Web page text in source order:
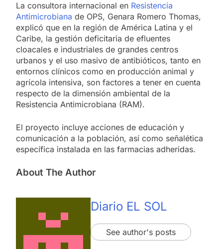
La consultora internacional en Resistencia
Antimicrobiana de OPS, Genara Romero Thomas,
explicó que en la región de América Latina y el
Caribe, la gestión deficitaria de efluentes
cloacales e industriales de grandes centros
urbanos y el uso masivo de antibióticos, tanto en
entornos clínicos como en producción animal y
agrícola intensiva, son factores a tener en cuenta
respecto de la dimensión ambiental de la
Resistencia Antimicrobiana (RAM).
El proyecto incluye acciones de educación y
comunicación a la población, así como señalética
específica instalada en las farmacias adheridas.
About The Author
Diario EL SOL
See author's posts